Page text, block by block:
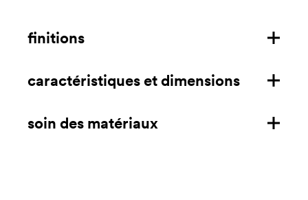
finitions
structure en frêne
structure en noyer
caractéristiques et dimensions
caractéristiques
soin des matériaux